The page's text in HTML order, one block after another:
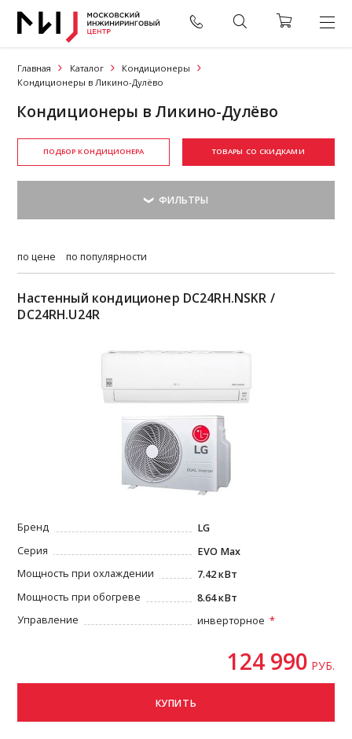
Главная Каталог
Кондиционеры
Кондиционеры в Ликино-Дулёво
Кондиционеры в Ликино-Дулёво
ПОДБОР КОНДИЦИОНЕРА ТОВАРЫ СО СКИДКАМИ
по цене по популярности
Настенный кондиционер DC24RH.NSKR /
DC24RH.U24R
Бренд
LG
Серия
EVO Max
Мощность при охлаждении
7.42 кВт
Мощность при обогреве
8.64 кВт
Управление
инверторное
124 990 РУБ.
КУПИТЬ